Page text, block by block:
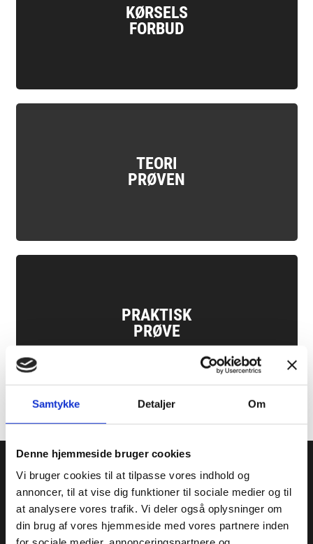
Samtykke Detaljer Om
Denne hjemmeside bruger cookies
Vi bruger cookies til at tilpasse vores indhold og
annoncer, til at vise dig funktioner til sociale medier og til
at analysere vores trafik. Vi deler også oplysninger om
din brug af vores hjemmeside med vores partnere inden
KØRSELS
FORBUD
TEORI
PRØVEN
PRAKTISK
PRØVE
VI ER POPULÆRE
HVAD SIGER VORES ELEVER?